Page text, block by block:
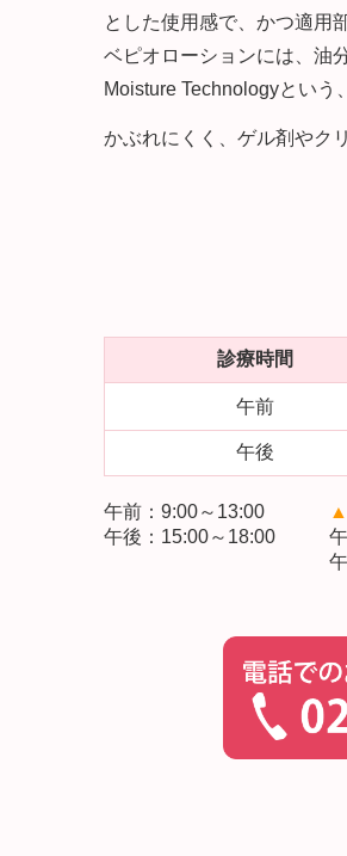
とした使用感で、かつ適用
ベピオローションには、油
Moisture Technologyという
かぶれにくく、ゲル剤やク
診療時間
午前
午後
午前：9:00～13:00
午後：15:00～18:00
▲